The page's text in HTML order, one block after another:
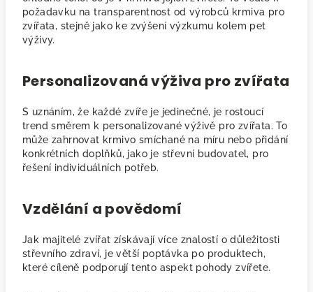
požadavku na transparentnost od výrobců krmiva pro
zvířata, stejně jako ke zvýšení výzkumu kolem pet
výživy.
Personalizovaná výživa pro zvířata
S uznáním, že každé zvíře je jedinečné, je rostoucí
trend směrem k personalizované výživě pro zvířata. To
může zahrnovat krmivo smíchané na míru nebo přidání
konkrétních doplňků, jako je střevní budovatel, pro
řešení individuálních potřeb.
Vzdělání a povědomí
Jak majitelé zvířat získávají více znalostí o důležitosti
střevního zdraví, je větší poptávka po produktech,
které cíleně podporují tento aspekt pohody zvířete.